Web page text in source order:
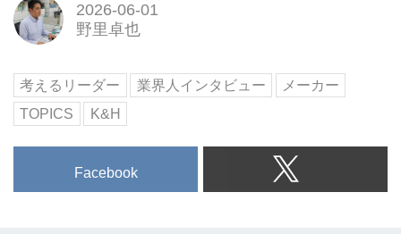
2026-06-01
野里卓也
考えるリーダー 業界人インタビュー
メーカー
TOPICS
K&H
Facebook